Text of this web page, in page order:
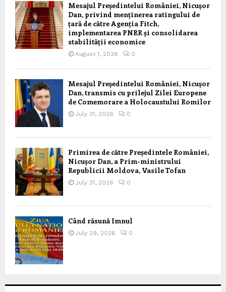
Mesajul Președintelui României, Nicușor
Dan, privind menținerea ratingului de
țară de către Agenția Fitch,
implementarea PNRR și consolidarea
stabilității economice
August 1, 2026 0
Mesajul Președintelui României, Nicușor
Dan, transmis cu prilejul Zilei Europene
de Comemorare a Holocaustului Romilor
July 31, 2026 0
Primirea de către Președintele României,
Nicușor Dan, a Prim-ministrului
Republicii Moldova, Vasile Tofan
July 31, 2026 0
Când răsună Imnul
July 29, 2026 0